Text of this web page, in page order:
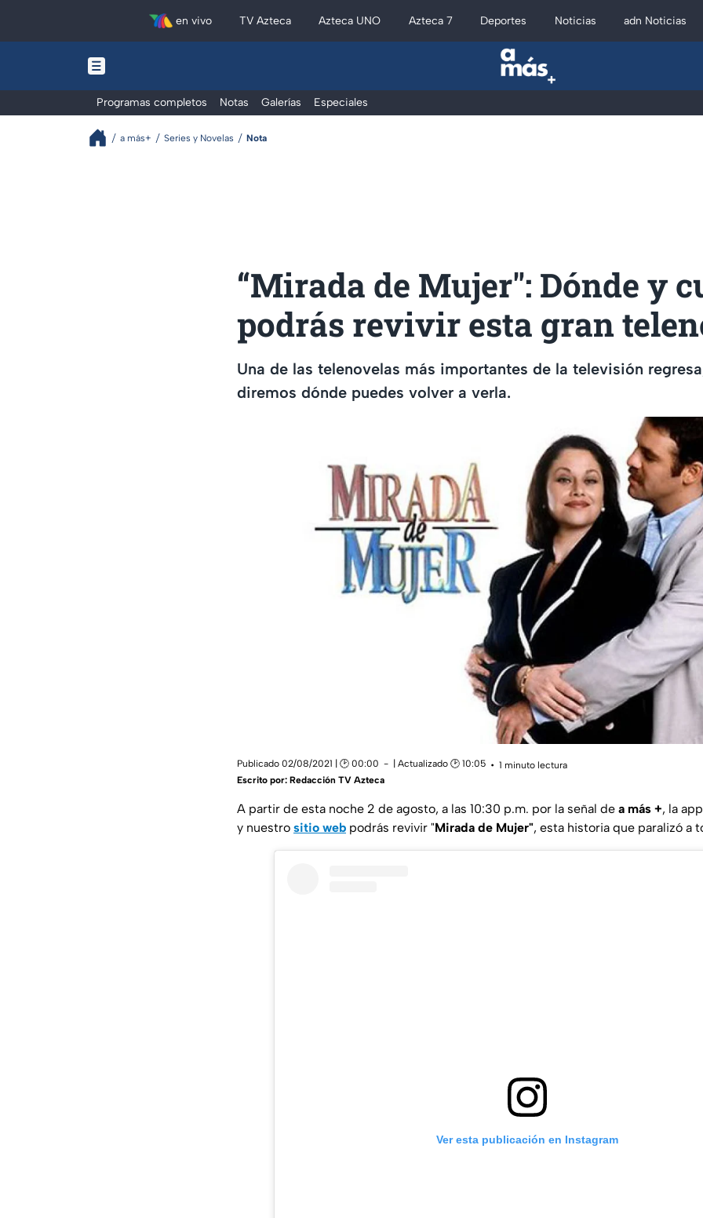
en vivo TV Azteca Azteca UNO Azteca 7 Deportes Noticias adn Noticias
Programas completos Notas Galerías Especiales
a más+ Series y Novelas Nota
“Mirada de Mujer": Dónde y
podrás revivir esta gran
Una de las telenovelas más importantes de la televisión
diremos dónde puedes volver a verla.
Publicado 02/08/2021 | 🕑 00:00 | Actualizado 🕑 10:05
1 minuto lectura
Escrito por: Redacción TV Azteca
A partir de esta noche 2 de agosto, a las 10:30 p.m. por la señal de a más +, la
y nuestro sitio web podrás revivir "Mirada de Mujer", esta historia que paralizó a
Ver esta publicación en Instagram